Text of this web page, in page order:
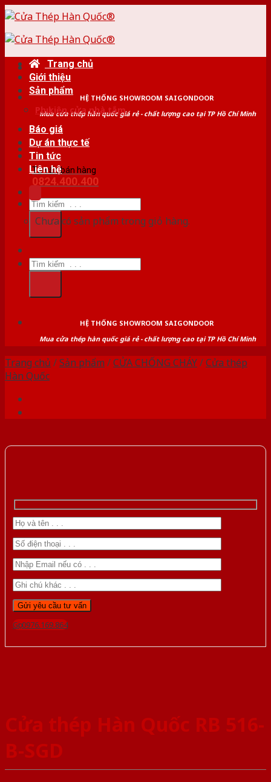
Skip
content
HỆ THỐNG SHOWROOM SAIGONDOOR
Mua cửa thép hàn quốc giá rẻ - chất lượng cao tại TP Hồ Chí Minh
Tư vấn bán hàng
0824.400.400
Tìm
kiếm:
Trang chủ
Giới thiệu
Sản phẩm
Phụ kiện cửa nhà tắm
Báo giá
Dự án thực tế
Tin tức
Liên hệ
Chưa có sản phẩm trong giỏ hàng.
Tìm
kiếm:
HỆ THỐNG SHOWROOM SAIGONDOOR
Mua cửa thép hàn quốc giá rẻ - chất lượng cao tại TP Hồ Chí Minh
Trang chủ /Sản phẩm /CỬA CHỐNG CHÁY/Cửa thép
Hàn Quốc
Gọi 0976.169.864
Cửa thép Hàn Quốc RB 516-
B-SGD